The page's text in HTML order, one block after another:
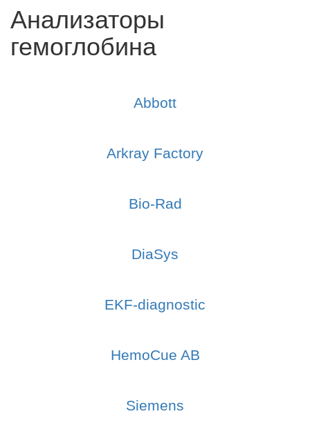
Анализаторы
гемоглобина
Abbott
Arkray Factory
Bio-Rad
DiaSys
EKF-diagnostic
HemoCue AB
Siemens